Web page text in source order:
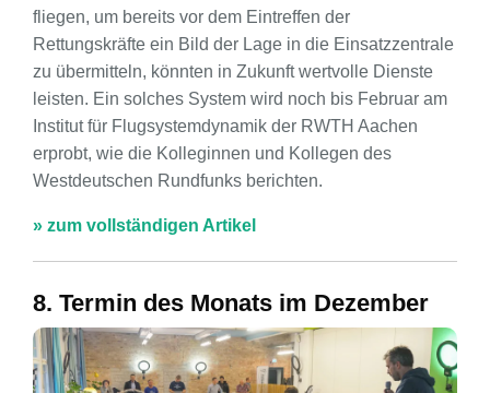
fliegen, um bereits vor dem Eintreffen der
Rettungskräfte ein Bild der Lage in die Einsatzzentrale
zu übermitteln, könnten in Zukunft wertvolle Dienste
leisten. Ein solches System wird noch bis Februar am
Institut für Flugsystemdynamik der RWTH Aachen
erprobt, wie die Kolleginnen und Kollegen des
Westdeutschen Rundfunks berichten.
» zum vollständigen Artikel
8. Termin des Monats im Dezember